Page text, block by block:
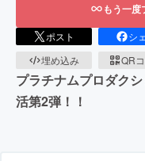
もう一
ポスト シ
埋め込み
QR
プラチナムプロダク
活第2弾！！